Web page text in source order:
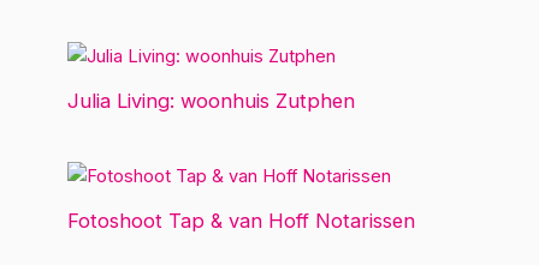
Julia Living: woonhuis Zutphen
Fotoshoot Tap & van Hoff Notarissen